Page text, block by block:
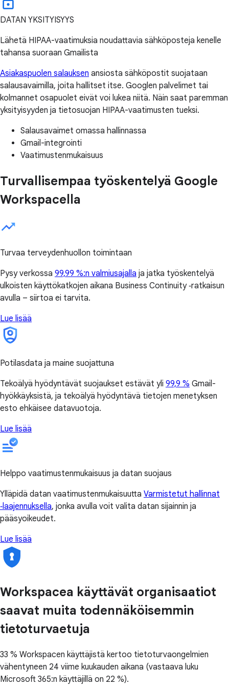
DATAN YKSITYISYYS
Lähetä HIPAA-vaatimuksia noudattavia sähköposteja kenelle
tahansa suoraan Gmailista
Asiakaspuolen salauksen ansiosta sähköpostit suojataan
salausavaimilla, joita hallitset itse. Googlen palvelimet tai
kolmannet osapuolet eivät voi lukea niitä. Näin saat paremman
yksityisyyden ja tietosuojan HIPAA-vaatimusten tueksi.
Salausavaimet omassa hallinnassa
Gmail-integrointi
Vaatimustenmukaisuus
Turvallisempaa työskentelyä Google
Workspacella
Turvaa terveydenhuollon toimintaan
Pysy verkossa 99,99 %:n valmiusajalla ja jatka työskentelyä
ulkoisten käyttökatkojen aikana Business Continuity ‑ratkaisun
avulla – siirtoa ei tarvita.
Lue lisää
Potilasdata ja maine suojattuna
Tekoälyä hyödyntävät suojaukset estävät yli 99,9 % Gmail-
hyökkäyksistä, ja tekoälyä hyödyntävä tietojen menetyksen
esto ehkäisee datavuotoja.
Lue lisää
Helppo vaatimustenmukaisuus ja datan suojaus
Ylläpidä datan vaatimustenmukaisuutta Varmistetut hallinnat
‑laajennuksella, jonka avulla voit valita datan sijainnin ja
pääsyoikeudet.
Lue lisää
Workspacea käyttävät organisaatiot
saavat muita todennäköisemmin
tietoturvaetuja
33 % Workspacen käyttäjistä kertoo tietoturvaongelmien
vähentyneen 24 viime kuukauden aikana (vastaava luku
Microsoft 365:n käyttäjillä on 22 %).